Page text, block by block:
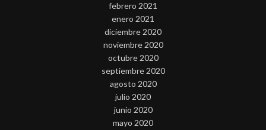
febrero 2021
enero 2021
diciembre 2020
noviembre 2020
octubre 2020
septiembre 2020
agosto 2020
julio 2020
junio 2020
mayo 2020